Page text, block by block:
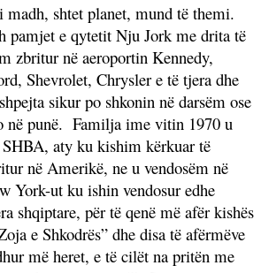
madh, shtet planet, mund të themi.
pamjet e qytetit Nju Jork me drita të
zbritur në aeroportin Kennedy,
Shevrolet, Chrysler e të tjera dhe
sikur po shkonin në darsëm ose
punë. Familja ime vitin 1970 u
SHBA, aty ku kishim kërkuar të
në Amerikë, ne u vendosëm në
York-ut ku ishin vendosur edhe
shqiptare, për të qenë më afër kishës
e Shkodrës” dhe disa të afërmëve
më heret, e të cilët na pritën me